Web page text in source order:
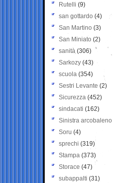
Rutelli (9)
san gottardo (4)
San Martino (3)
San Miniato (2)
sanità (306)
Sarkozy (43)
scuola (354)
Sestri Levante (2)
Sicurezza (452)
sindacati (162)
Sinistra arcobaleno
Soru (4)
sprechi (319)
Stampa (373)
Storace (47)
subappalti (31)